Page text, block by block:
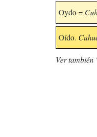
Oydo =
Oído.
Ver